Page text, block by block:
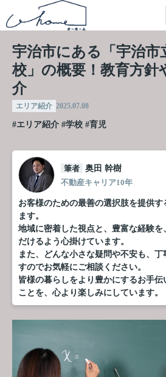
宇治市にある「宇治市
校」の概要！教育方針
介
エリア紹介 2025.07.08
#エリア紹介 #学校 #育児
筆者 奥田 幹樹
不動産キャリア10年
お客様のための最善の選択肢を提供
ます。
地域に密着した視点と、豊富な経験を
だけるよう心掛けています。
また、どんな小さな疑問や不安も、丁
すのでお気軽にご相談ください。
皆様の暮らしをより豊かにするお手
ことを、心より楽しみにしています。